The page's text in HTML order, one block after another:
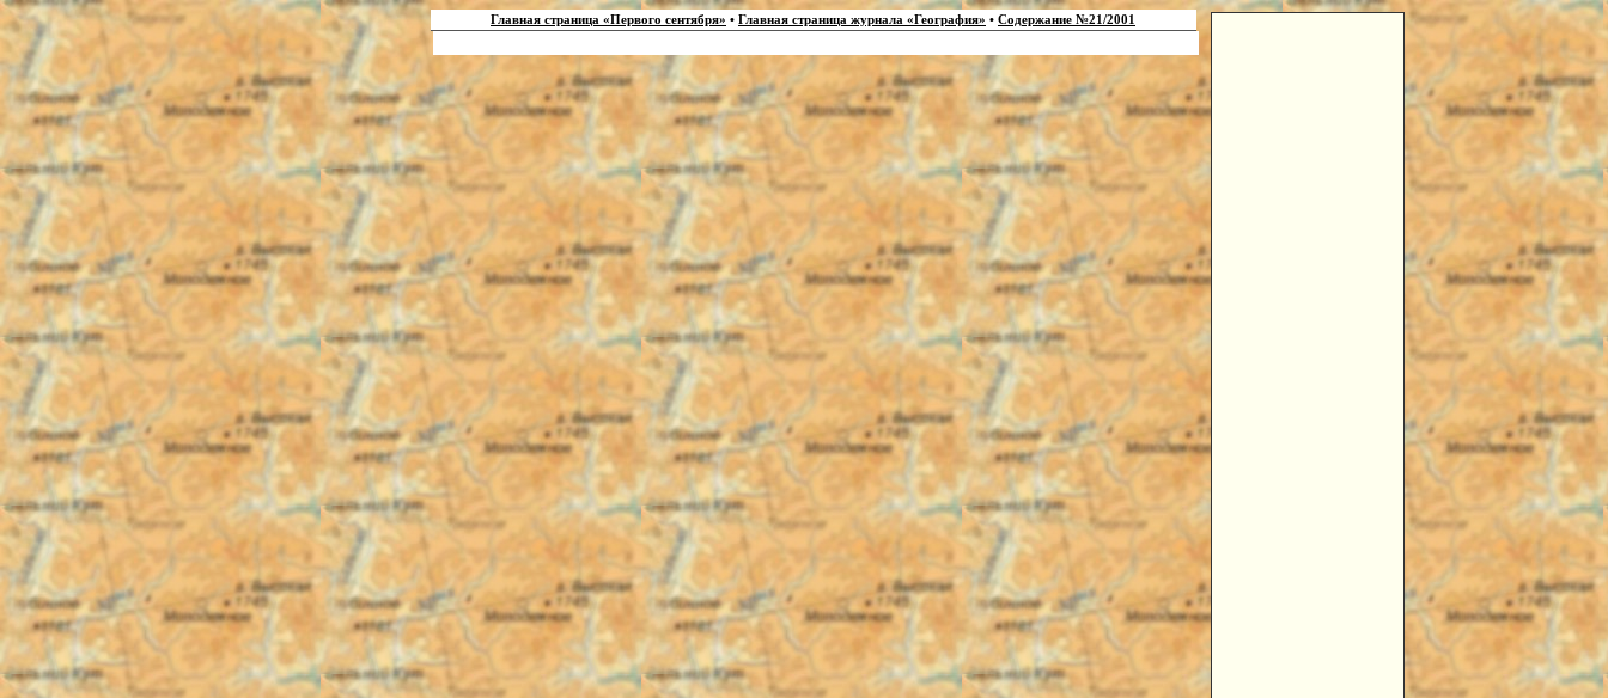
Главная страница «Первого сентября» • Главная страница журнала «География» • Содержание №21/2001